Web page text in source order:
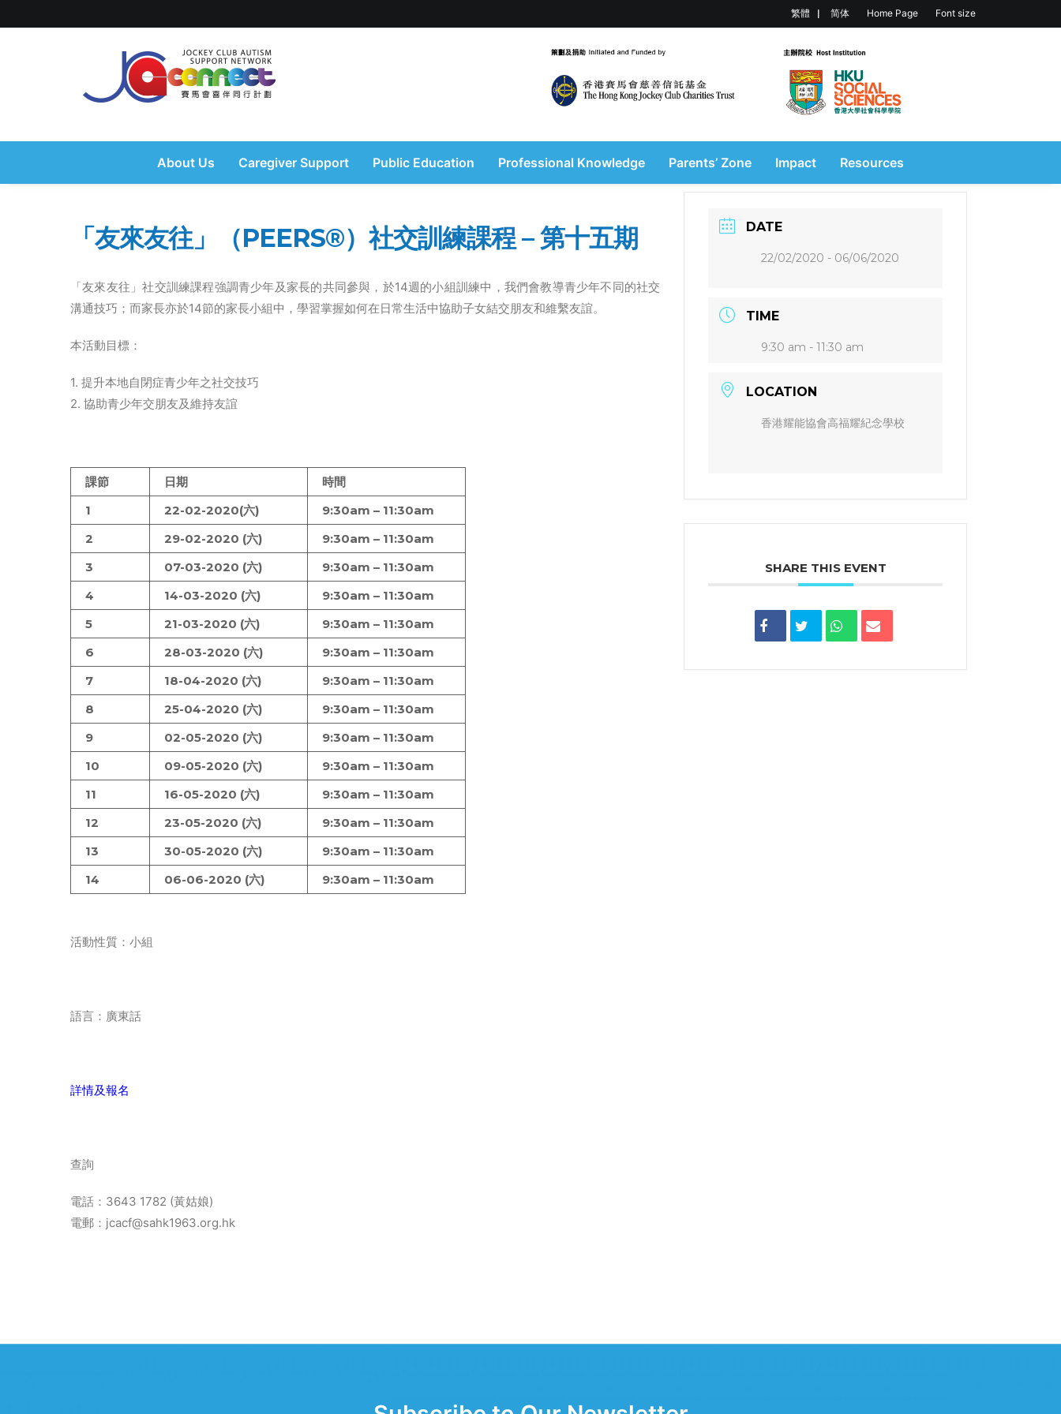
繁體 简体 Home Page Font size
About Us Caregiver Support Public Education Professional Knowledge Parents’ Zone Impact Resources
「友來友往」（PEERS®）社交訓練課程 – 第十五期
「友來友往」社交訓練課程強調青少年及家長的共同參與，於14週的小組訓練中，我們會教導青少年不同的社交
溝通技巧；而家長亦於14節的家長小組中，學習掌握如何在日常生活中協助子女結交朋友和維繫友誼。
本活動目標：
1. 提升本地自閉症青少年之社交技巧
2. 協助青少年交朋友及維持友誼
課節 日期
時間
1
22-02-2020(六)
9:30am – 11:30am
2
29-02-2020 (六)
9:30am – 11:30am
3
07-03-2020 (六)
9:30am – 11:30am
4
14-03-2020 (六)
9:30am – 11:30am
5
21-03-2020 (六)
9:30am – 11:30am
6
28-03-2020 (六)
9:30am – 11:30am
7
18-04-2020 (六)
9:30am – 11:30am
8
25-04-2020 (六)
9:30am – 11:30am
9
02-05-2020 (六)
9:30am – 11:30am
10
09-05-2020 (六)
9:30am – 11:30am
11
16-05-2020 (六)
9:30am – 11:30am
12
23-05-2020 (六)
9:30am – 11:30am
13
30-05-2020 (六)
9:30am – 11:30am
14
06-06-2020 (六) 9:30am – 11:30am
活動性質：小組
語言：廣東話
詳情及報名
查詢
電話：3643 1782 (黃姑娘)
電郵：jcacf@sahk1963.org.hk
DATE
22/02/2020 - 06/06/2020
TIME
9:30 am - 11:30 am
LOCATION
香港耀能協會高福耀紀念學校
SHARE THIS EVENT